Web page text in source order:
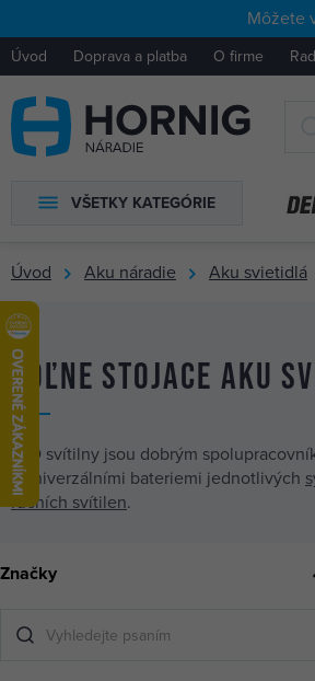
Môžete
Úvod Doprava a platba O firme
VŠETKY KATEGÓRIE
Úvod Aku náradie Aku svietidlá
Voľne stojace aku
LED svítilny jsou dobrým
s univerzálními bateriemi jednotlivých
ručních svítilen.
Značky